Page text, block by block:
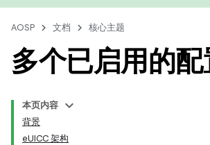
AOSP 文档 核心主题
多个已启用的
本页内容
背景
eUICC 架构